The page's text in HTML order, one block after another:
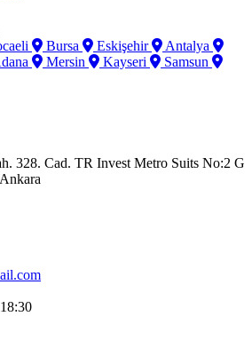
Bursa Eskişehir
Antalya
Mersin Kayseri
Samsun
328. Cad. TR Invest Metro Suits No:2 G